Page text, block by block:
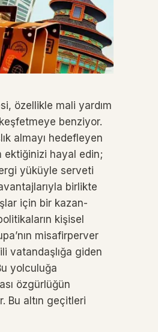
özellikle mali yardım
benziyor.
almayı hedefleyen
ektiğinizi hayal edin;
yüküyle serveti
birlikte
için bir kazan-
kişisel
misafirperver
vatandaşlığa giden
yolculuğa
özgürlüğün
Bu altın geçitleri